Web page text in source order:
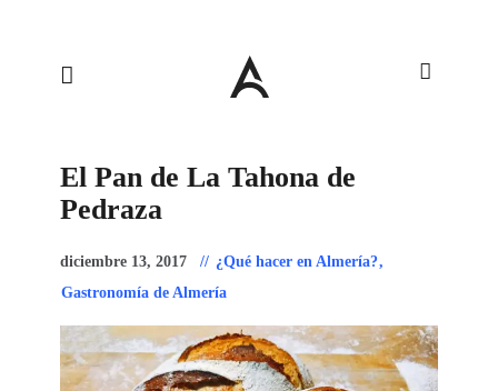
El Pan de La Tahona de
Pedraza
diciembre 13, 2017 ¿Qué hacer en Almería?,
Gastronomía de Almería